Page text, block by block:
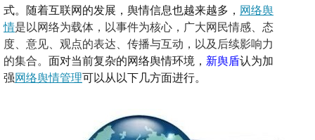
式。随着互联网的发展，舆情信息也越来越多， 网络舆
情是以网络为载体，以事件为核心，广大网民情感、态
度、意见、观点的表达、传播与互动，以及后续影响力
的集合。 面对当前复杂的网络舆情环境， 新舆盾认为加
强网络舆情管理可以从以下几方面进行。